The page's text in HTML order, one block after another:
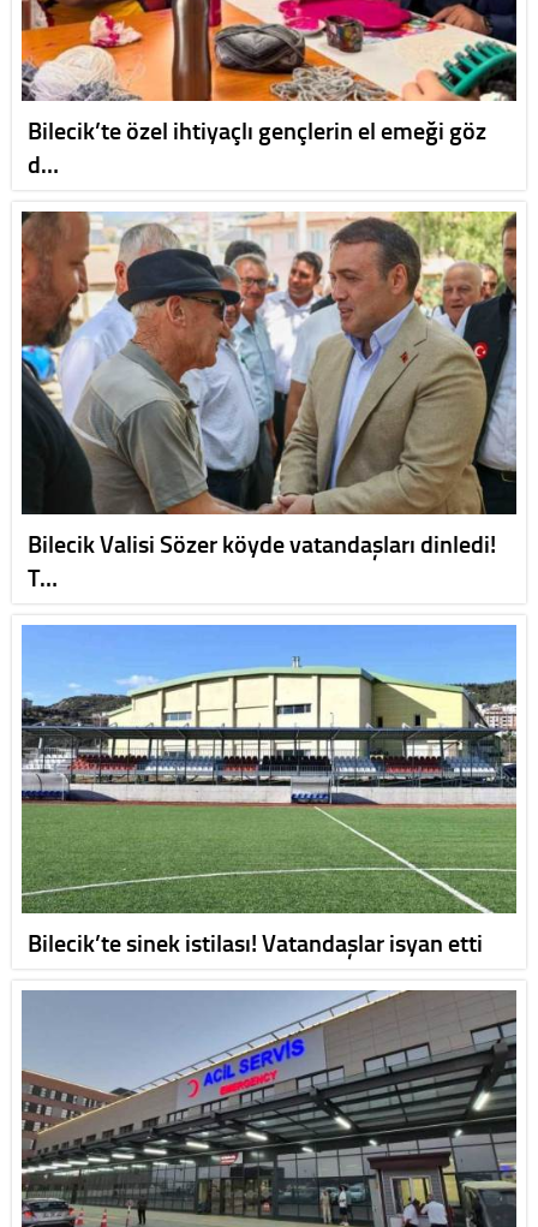
Bilecik’te özel ihtiyaçlı gençlerin el emeği göz
d…
Bilecik Valisi Sözer köyde vatandaşları dinledi!
T…
Bilecik’te sinek istilası! Vatandaşlar isyan etti